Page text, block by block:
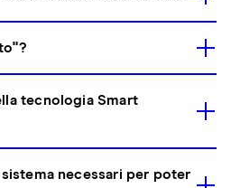
tecnologia Smart
necessari per poter